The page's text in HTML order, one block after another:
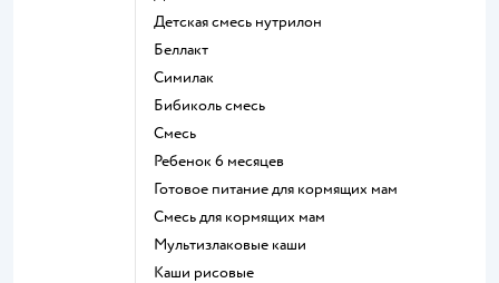
детская смесь нутрилон
беллакт
симилак
бибиколь смесь
смесь
ребенок 6 месяцев
готовое питание для кормящих мам
смесь для кормящих мам
Мультизлаковые каши
Каши рисовые